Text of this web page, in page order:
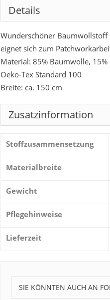
Details
Wunderschöner Baumwollstoff
eignet sich zum
Material: 85% Baumwolle, 15%
Oeko-Tex Standard 100
Breite: ca. 150 cm
Zusatzinformation
Stoffzusammensetzung
Materialbreite
Gewicht
Pflegehinweise
Lieferzeit
SIE KÖNNTEN AUCH AN